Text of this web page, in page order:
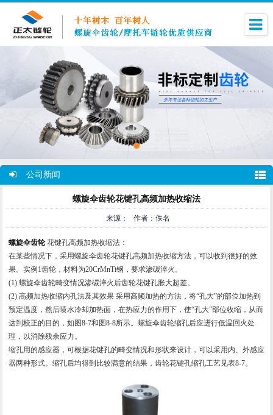
公司新闻
螺旋伞齿轮花键孔高频加热收缩法
来源： 作者：佚名
螺旋伞齿轮 花键孔高频加热收缩法：
在某些情况下，采用螺旋伞齿轮花键孔高频加热收缩方法，可以收到很好的效
果。实例1齿轮，材料为20CrMnTi钢，要求渗碳淬火。
(1) 螺旋伞齿轮畸变情况渗碳淬火后齿轮花键孔胀大超差。
(2) 高频加热收缩内孔法及其效果 采用高频加热的方法，将“孔大”的部位加热到
预定温度，然后喷水冷却加热面，在热应力的作用下，使“孔大”部位收缩，从而
达到校正的目的，如图8-7和图8-8所示。 螺旋伞齿轮缩孔后应进行低温回火处
理，以消除残余应力。
缩孔用的感应器，可根据花键孔的畸变情况和形状来设计，可以采用内、外感应
器两种形式。缩孔后均得到比较满意的结果，齿轮花键孔缩孔工艺见表8-7。